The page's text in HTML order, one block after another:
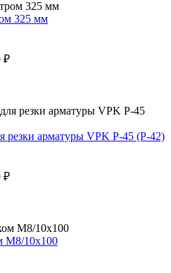
325 мм
₽
резки арматуры VPK Р-45 (Р-42)
₽
М8/10х100